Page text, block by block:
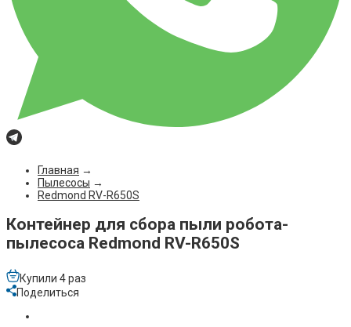
Главная →
Пылесосы →
Redmond RV-R650S
Контейнер для сбора пыли робота-
пылесоса Redmond RV-R650S
Купили 4 раз
Поделиться